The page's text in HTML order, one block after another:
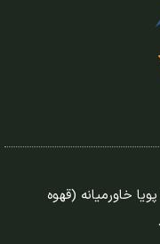
خاورمیانه (قهوه